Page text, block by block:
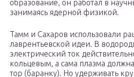
образование, он работал в
занимаясь ядерной физикой.
Тамм и Сахаров использовали
лаврентьевской идеи. В
электрический ток
кольцевым, а сама плазма
тор (баранку). Но удерживать